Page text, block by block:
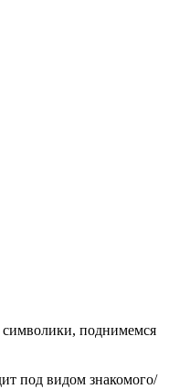
поднимемся
под видом знакомого/